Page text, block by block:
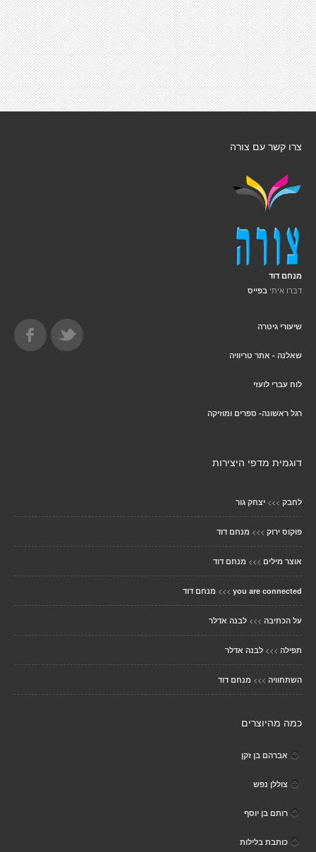
צרו קשר עם צורה
מנחם דוד
דברו איתי בפייס
שיעורי גיטרה
שאלנה - אתר טריוויה
לוח עברי לועזי
רגל ראשונה- ספרים ומוזיקה
דוגמית מדפי היצירות
לחבק >>> יצחק גור
פוקוס ירוק >>> מנחם דוד
אוצר מילים >>> מנחם דוד
you are connected
>>> מנחם דוד
על הכתיבה >>> לבנה אדלר
תפילה >>> לבנה אדלר
השתחוויה >>> מנחם דוד
כמה מהיוצרים
אברהם בן זקן
צוללן נפש
רותם בן יוסף
כותבת בלילות